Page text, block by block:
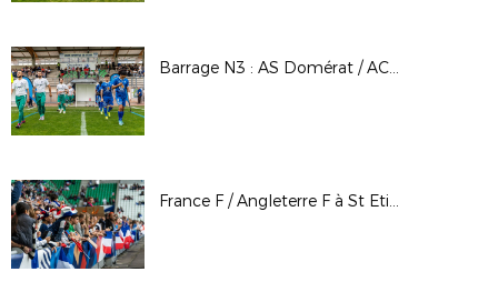
Barrage N3 : AS Domérat / AC Seyssinet-Pariset
France F / Angleterre F à St Etienne - Juin 2024